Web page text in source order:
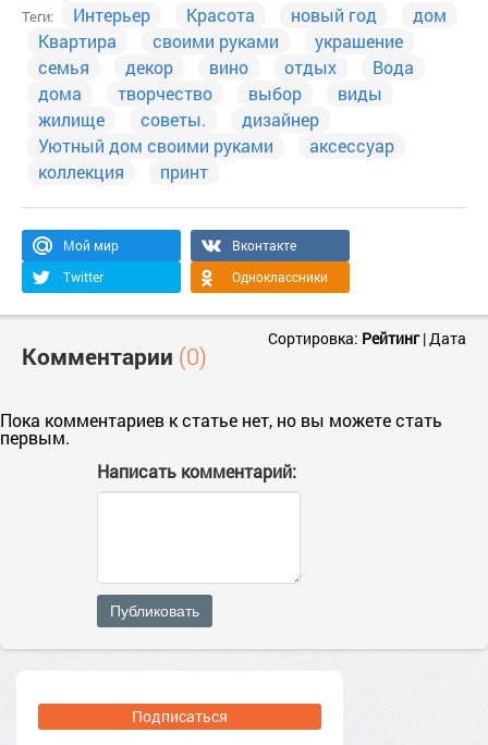
Теги: Интерьер Красота новый год
дом
Квартира
своими руками
украшение
семья
декор вино отдых
Вода
дома
творчество выбор
виды
жилище
советы.
дизайнер
Уютный дом своими руками
аксессуар
коллекция
принт
Мой мир
Вконтакте
Twitter
Одноклассники
Комментарии (0)
Сортировка: Рейтинг|Дата
Пока комментариев к статье нет, но вы можете стать
первым.
Написать комментарий:
Публиковать
Подписаться